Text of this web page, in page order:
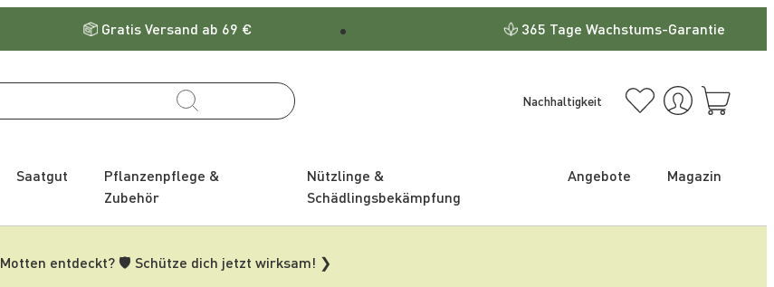
Gratis Versand ab 69 € 365 Tage Wachstums-Garantie
Nachhaltigkeit
Saatgut
Pflanzenpflege &
Zubehör
Nützlinge &
Schädlingsbekämpfung
Angebote Magazin
Motten entdeckt? 🛡️ Schütze dich jetzt wirksam! ❯